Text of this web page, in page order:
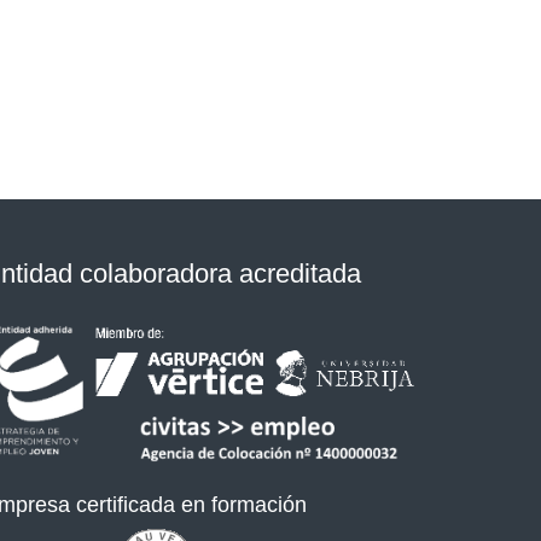
colaboradora acreditada
certificada en formación